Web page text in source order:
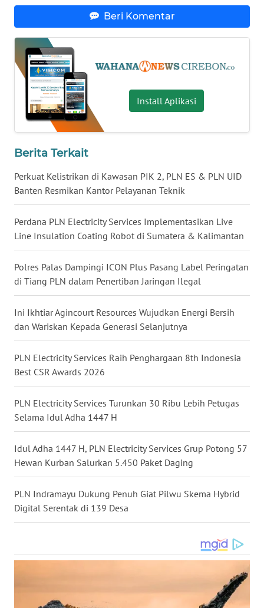
Beri Komentar
Install Aplikasi
Berita Terkait
Perkuat Kelistrikan di Kawasan PIK 2, PLN ES & PLN UID
Banten Resmikan Kantor Pelayanan Teknik
Perdana PLN Electricity Services Implementasikan Live
Line Insulation Coating Robot di Sumatera & Kalimantan
Polres Palas Dampingi ICON Plus Pasang Label Peringatan
di Tiang PLN dalam Penertiban Jaringan Ilegal
Ini Ikhtiar Agincourt Resources Wujudkan Energi Bersih
dan Wariskan Kepada Generasi Selanjutnya
PLN Electricity Services Raih Penghargaan 8th Indonesia
Best CSR Awards 2026
PLN Electricity Services Turunkan 30 Ribu Lebih Petugas
Selama Idul Adha 1447 H
Idul Adha 1447 H, PLN Electricity Services Grup Potong 57
Hewan Kurban Salurkan 5.450 Paket Daging
PLN Indramayu Dukung Penuh Giat Pilwu Skema Hybrid
Digital Serentak di 139 Desa
WN
WN
KALTIM
WN
SULSEL
GORONTALO
WN
SULUT
WN
MALUKU
WN
MALUT
WN
DAIRI
WN
DANAU
WN
LANGKAT
WN
TAPANULI
SELATAN
WN